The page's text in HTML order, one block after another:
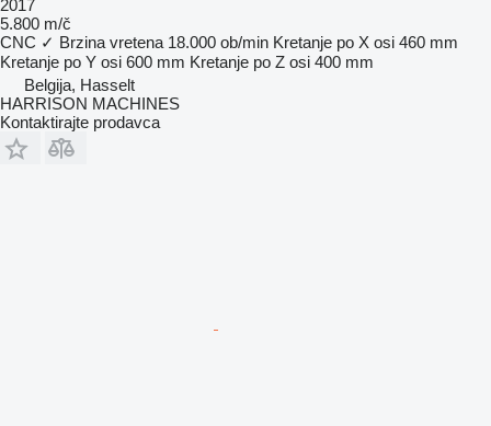
2017
5.800 m/č
CNC ✓ Brzina vretena 18.000 ob/min Kretanje po X osi 460 mm
Kretanje po Y osi 600 mm Kretanje po Z osi 400 mm
Belgija, Hasselt
HARRISON MACHINES
Kontaktirajte prodavca